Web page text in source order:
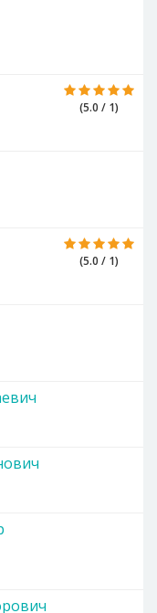
(5.0 / 1)
(5.0 / 1)